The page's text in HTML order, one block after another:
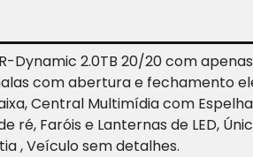
2.0TB 20/20 com
com abertura e fechamento
Central Multimídia com
Faróis e Lanternas de LED,
, Veículo sem detalhes.